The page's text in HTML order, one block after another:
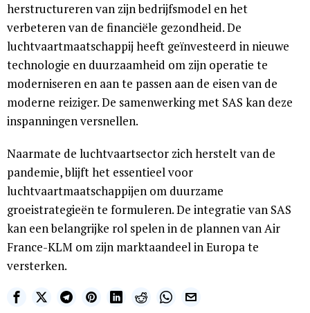
herstructureren van zijn bedrijfsmodel en het
verbeteren van de financiële gezondheid. De
luchtvaartmaatschappij heeft geïnvesteerd in nieuwe
technologie en duurzaamheid om zijn operatie te
moderniseren en aan te passen aan de eisen van de
moderne reiziger. De samenwerking met SAS kan deze
inspanningen versnellen.
Naarmate de luchtvaartsector zich herstelt van de
pandemie, blijft het essentieel voor
luchtvaartmaatschappijen om duurzame
groeistrategieën te formuleren. De integratie van SAS
kan een belangrijke rol spelen in de plannen van Air
France-KLM om zijn marktaandeel in Europa te
versterken.